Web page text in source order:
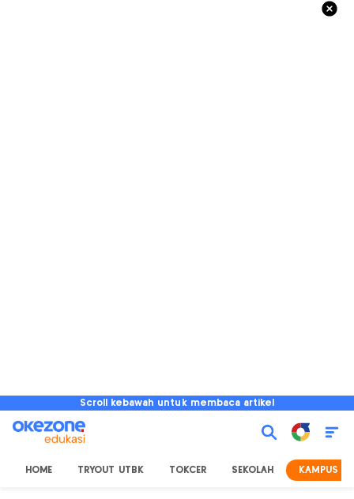
Scroll kebawah untuk membaca artikel
HOME TRYOUT UTBK TOKCER SEKOLAH KAMPUS